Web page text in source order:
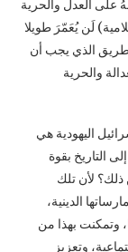
على العدل والحرية
لَن يُعَمّرَ طويلا
الذي يجب أن
والحرية
اليهودية هي
التاريخ بقوة
ذلك؟ لأن تلك
الدينية،
وتمكنت بهذا من
وتعزيز